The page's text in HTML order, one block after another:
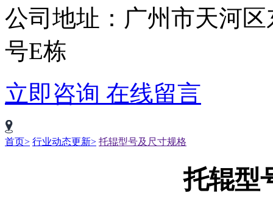
公司地址：广州市天河
号E栋
立即咨询 在线留言
首页> 行业动态更新> 托辊型号及尺寸规格
托辊型